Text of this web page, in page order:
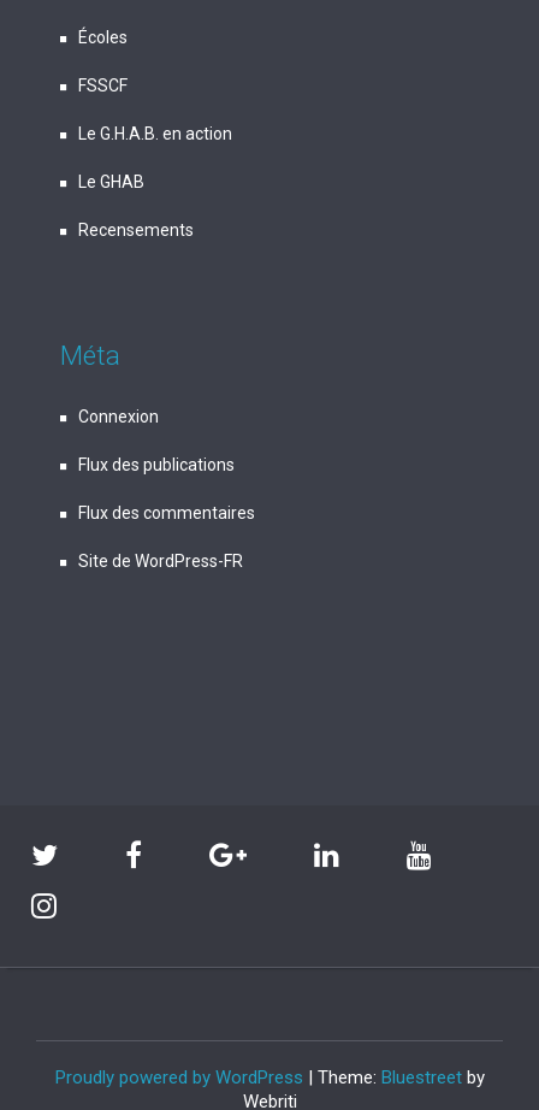
Écoles
FSSCF
Le G.H.A.B. en action
Le GHAB
Recensements
Méta
Connexion
Flux des publications
Flux des commentaires
Site de WordPress-FR
Proudly powered by WordPress | Theme: Bluestreetby
Webriti